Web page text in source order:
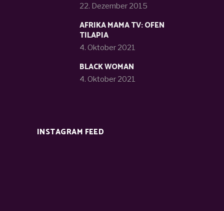
22. Dezember 2015
AFRIKA MAMA TV: OFEN
TILAPIA
4. Oktober 2021
BLACK WOMAN
4. Oktober 2021
INSTAGRAM FEED